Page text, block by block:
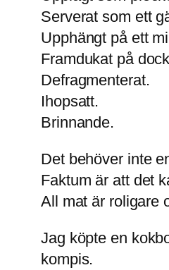
Serverat som ett
Upphängt på ett
Framdukat på
Defragmenterat.
Ihopsatt.
Brinnande.
Det behöver inte
Faktum är att det
All mat är roligare
Jag köpte en
kompis.